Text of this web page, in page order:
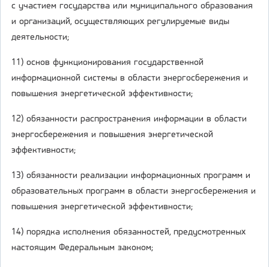
с участием государства или муниципального образования
и организаций, осуществляющих регулируемые виды
деятельности;
11) основ функционирования государственной
информационной системы в области энергосбережения и
повышения энергетической эффективности;
12) обязанности распространения информации в области
энергосбережения и повышения энергетической
эффективности;
13) обязанности реализации информационных программ и
образовательных программ в области энергосбережения и
повышения энергетической эффективности;
14) порядка исполнения обязанностей, предусмотренных
настоящим Федеральным законом;